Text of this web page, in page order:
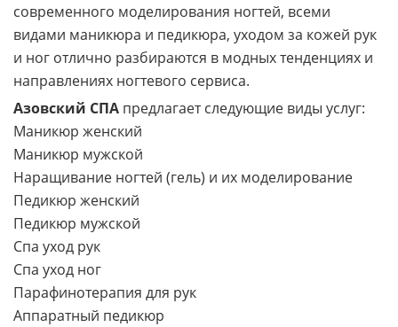
современного моделирования ногтей, всеми
видами маникюра и педикюра, уходом за кожей рук
и ног отлично разбираются в модных тенденциях и
направлениях ногтевого сервиса.
Азовский СПА предлагает следующие виды услуг:
Маникюр женский
Маникюр мужской
Наращивание ногтей (гель) и их моделирование
Педикюр женский
Педикюр мужской
Спа уход рук
Спа уход ног
Парафинотерапия для рук
Аппаратный педикюр